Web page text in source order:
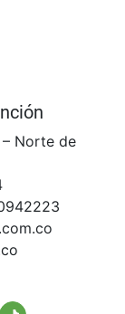
Norte de